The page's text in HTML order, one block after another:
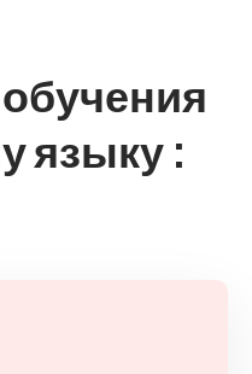
языку :